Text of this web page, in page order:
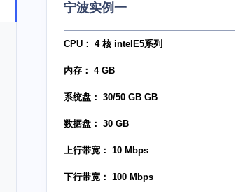
宁波实例一
CPU： 4 核 intelE5系列
内存： 4 GB
系统盘： 30/50 GB GB
数据盘： 30 GB
上行带宽： 10 Mbps
下行带宽： 100 Mbps